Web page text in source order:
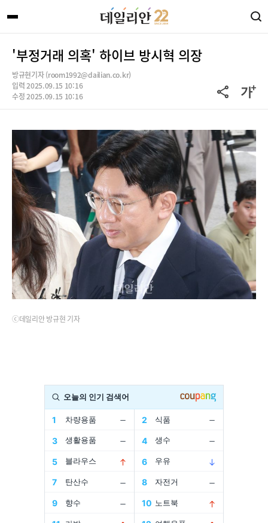
'부정거래 의혹' 하이브 방시혁 의장
방규현기자 (room1992@dailian.co.kr)
입력 2025.09.15 10:16
수정 2025.09.15 10:16
ⓒ데일리안 방규현 기자